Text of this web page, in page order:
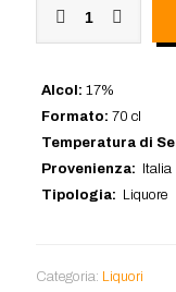
Velvet
70cl
Alcol: 17%
Formato: 70 cl
Temperatura di
Provenienza:
Italia
Tipologia:
Liquore
Categoria: Liquori